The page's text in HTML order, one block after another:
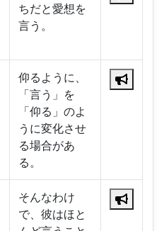
ちだと愛想を
言う。
仰るように、
「言う」を
「仰る」のよ
うに変化させ
る場合があ
る。
そんなわけ
で、彼はほと